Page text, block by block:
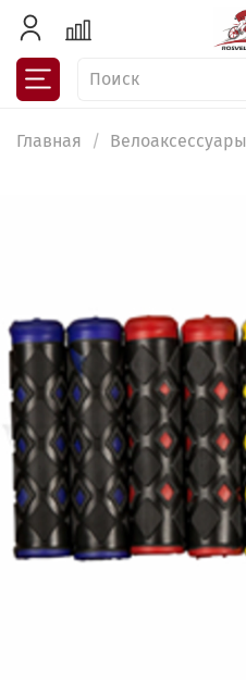
Главная Велоаксессуары